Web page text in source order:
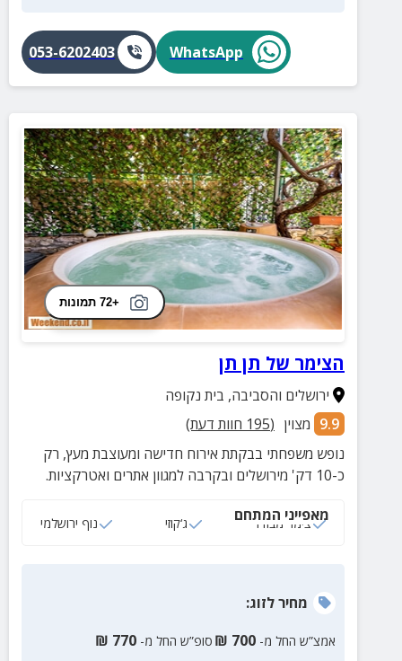
WhatsApp
053-6202403
+72 תמונות
הצימר של תן תן
ירושלים והסביבה, בית נקופה
9.9 מצוין (
195 חוות דעת)
נופש משפחתי בבקתת אירוח חדישה ומעוצבת מעץ, רק
כ-10 דק' מירושלים ובקרבה למגוון אתרים ואטרקציות.
מאפייני המתחם
צימר מבודד ג‘קוזי נוף ירושלמי
מחירלזוג:
אמצ”ש החל מ- 700
₪ סופ”ש החל מ- 770
₪